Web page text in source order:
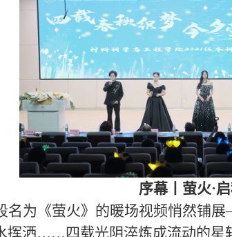
序幕丨萤火·
名为《萤火》的暖场视频悄然铺展
挥洒……四载光阴淬炼成流动的星